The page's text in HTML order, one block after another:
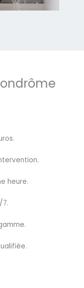
heure.
7.